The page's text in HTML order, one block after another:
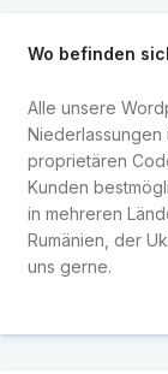
Wo befinden
Alle unsere
Niederlassungen
proprietären
Kunden
in mehreren
Rumänien, der
uns gerne.